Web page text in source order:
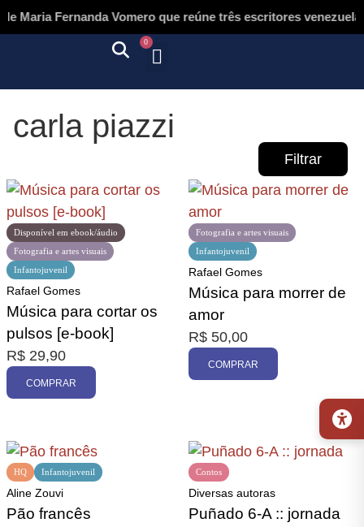
Maria Fernanda Vomero que reúne três escritores
0
carla piazzi
Filtrar
Promoção
Disponível em ebook/áudio
Fotografia e artes visuais
Infantojuvenil
Rafael Gomes
Música para cortar os
pulsos [e-book]
R$ 29,90
COMPRAR
Fotografia e artes visuais
Infantojuvenil
Rafael Gomes
Música para morrer de
amor
R$ 50,00
COMPRAR
HQ Infantojuvenil
Aline Zouvi
Pão francês
Contos
Diversas autoras
Puñado 6-A :: jornada